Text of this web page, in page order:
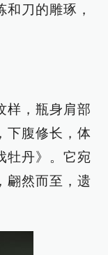
刀的雕琢，
样，瓶身肩部
下腹修长，体
牡丹》。它宛
翩然而至，遗